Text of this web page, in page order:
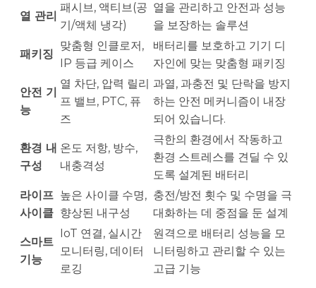
열 관리
패시브, 액티브(공
기/액체 냉각)
열을 관리하고 안전과 성능
을 보장하는 솔루션
패키징
맞춤형 인클로저,
IP 등급 케이스
배터리를 보호하고 기기 디
자인에 맞는 맞춤형 패키징
안전 기
능
열 차단, 압력 릴리
프 밸브, PTC, 퓨
즈
과열, 과충전 및 단락을 방지
하는 안전 메커니즘이 내장
되어 있습니다.
환경 내
구성
온도 저항, 방수,
내충격성
극한의 환경에서 작동하고
환경 스트레스를 견딜 수 있
도록 설계된 배터리
라이프
사이클
높은 사이클 수명,
향상된 내구성
충전/방전 횟수 및 수명을 극
대화하는 데 중점을 둔 설계
스마트
기능
IoT 연결, 실시간
모니터링, 데이터
로깅
원격으로 배터리 성능을 모
니터링하고 관리할 수 있는
고급 기능